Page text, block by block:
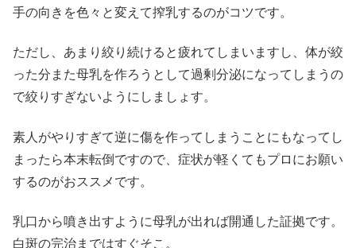
手の向きを色々と変えて搾乳するのがコツです。
ただし、あまり絞り続けると疲れてしまいますし、体が絞
った分また母乳を作ろうとして過剰分泌になってしまうの
で絞りすぎないようにしましょす。
素人がやりすぎて逆に傷を作ってしまうことにもなってし
まったら本末転倒ですので、症状が軽くてもプロにお願い
するのがおススメです。
乳口から噴き出すように母乳が出れば開通した証拠です。
白斑の完治まではすぐそこ。